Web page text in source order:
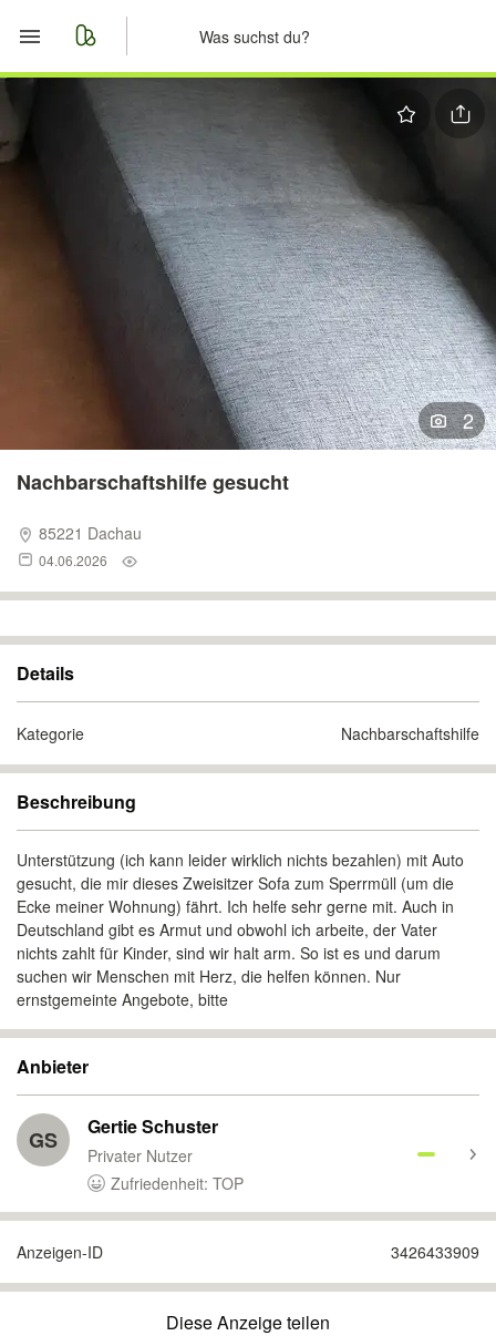
Start
Merkliste
Nachrichten
Anzeige aufgeben
2
Nachbarschaftshilfe gesucht
85221 Dachau
04.06.2026
Details
Kategorie Nachbarschaftshilfe
Beschreibung
Unterstützung (ich kann leider wirklich nichts bezahlen) mit Auto
gesucht, die mir dieses Zweisitzer Sofa zum Sperrmüll (um die
Ecke meiner Wohnung) fährt. Ich helfe sehr gerne mit. Auch in
Deutschland gibt es Armut und obwohl ich arbeite, der Vater
nichts zahlt für Kinder, sind wir halt arm. So ist es und darum
suchen wir Menschen mit Herz, die helfen können.‍ Nur
ernstgemeinte Angebote, bitte ‍‍
Anbieter
GS Gertie Schuster
Privater Nutzer
Zufriedenheit: TOP
Anzeigen-ID 3426433909
Diese Anzeige teilen